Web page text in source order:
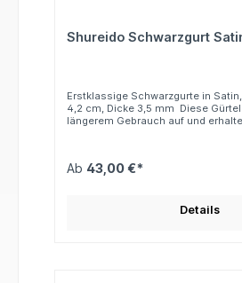
Shureido Schwarzgurt
Erstklassige Schwarzgurte in
4,2 cm, Dicke 3,5 mm Diese
längerem Gebrauch auf und
ausgeschlossen sind.
Ab 43,00 €*
Details